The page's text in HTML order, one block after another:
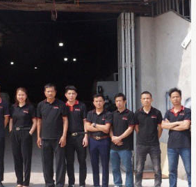
Thọ, Hà Nội.
Email :